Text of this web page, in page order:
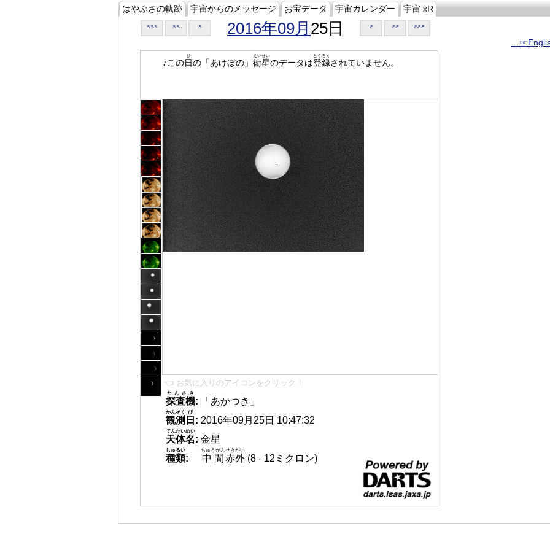
はやぶさの軌跡 宇宙からのメッセージ お宝データ 宇宙カレンダー 宇宙 xR
<<< << < 2016年09月 25日 > >> >>>
♪この日
ひ
の「あけぼの」 衛星
えいせい
のデータは登録
とうろく
されていません。
👈 お気に入りのアイコンをクリック！
探査機
たんさき
:
「あかつき」
観測
かんそく
日
び
: 2016年09月25日 10:47:32
天体名
てんたいめい
: 金星
種類
しゅるい
: 中間
ちゅうかん
赤外
せきがい
(8 - 12ミクロン)